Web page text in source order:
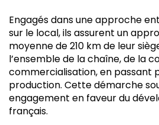
Engagés dans une approche
sur le local, ils assurent un
moyenne de 210 km de leur
l’ensemble de la chaîne, de la
commercialisation, en passant
production. Cette démarche
engagement en faveur du
français.